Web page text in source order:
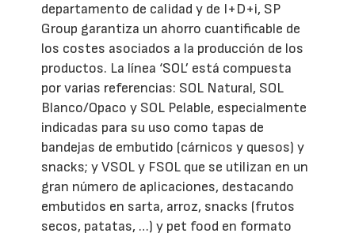
departamento de calidad y de I+D+i, SP
Group garantiza un ahorro cuantificable de
los costes asociados a la producción de los
productos. La línea ‘SOL’ está compuesta
por varias referencias: SOL Natural, SOL
Blanco/Opaco y SOL Pelable, especialmente
indicadas para su uso como tapas de
bandejas de embutido (cárnicos y quesos) y
snacks; y VSOL y FSOL que se utilizan en un
gran número de aplicaciones, destacando
embutidos en sarta, arroz, snacks (frutos
secos, patatas, …) y pet food en formato